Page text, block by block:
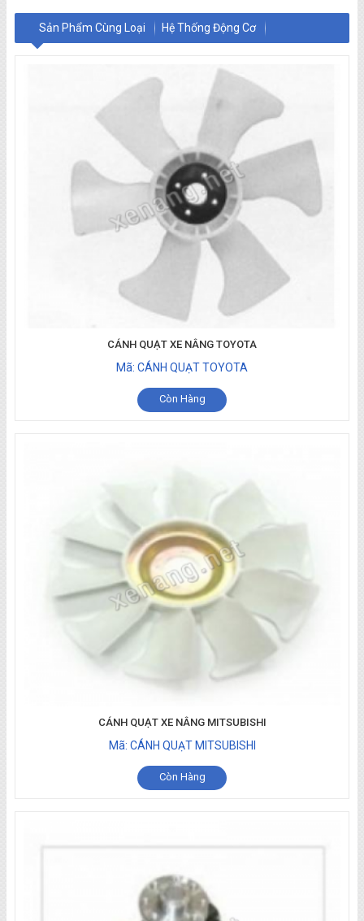
Sản Phẩm Cùng Loại Hệ Thống Động Cơ
Hệ Thống Thủy Lực Hệ Thống Khung Gầm
Hệ Thống Lái Hệ Thống Thắng Hệ Thống Điện
CÁNH QUẠT XE NÂNG TOYOTA
Mã: CÁNH QUẠT TOYOTA
Còn Hàng
CÁNH QUẠT XE NÂNG MITSUBISHI
Mã: CÁNH QUẠT MITSUBISHI
Còn Hàng